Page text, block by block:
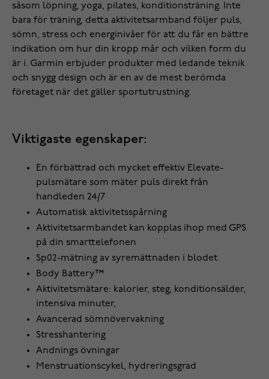
såsom löpning, yoga, pilates, konditionsträning. Inte
bara för träning, detta aktivitetsarmband följer puls,
sömn, stress och energinivåer för att du får en bättre
indikation om hur din kropp mår och vilken form du
är i. Garmin erbjuder produkter med ledande teknik
och snygg design och är en av de mest berömda
företaget när det gäller sportutrustning.
Viktigaste egenskaper:
En förbättrad och mycket effektiv Elevate-
pulsmätare som mäter puls direkt från
handleden 24/7
Automatisk aktivitetsspårning
Aktivitetsarmbandet kan kopplas ihop med GPS
på din smarttelefonen
Sp02-mätning av syremättnaden i blodet
Body Battery™
Aktivitetsmätare: kalorier, steg, konditionsälder,
intensiva minuter,
Avancerad sömnövervakning
Stresshantering
Andnings övningar
Menstruationscykel, hydreringsgrad